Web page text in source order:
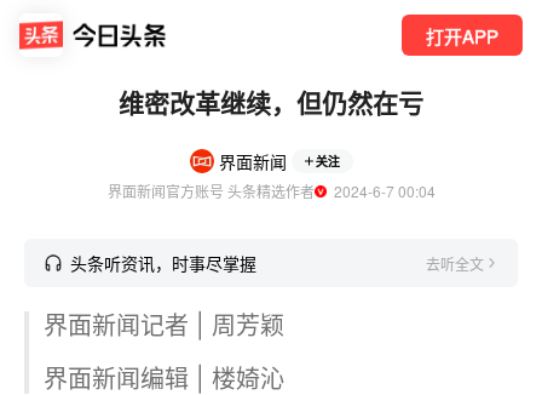
打开APP
维密改革继续，但仍然在亏
界面新闻 关注
界面新闻官方账号 头条精选作者
  2024-6-7 00:04
头条听资讯，时事尽掌握 去听全文
界面新闻记者 | 周芳颖
界面新闻编辑 | 楼婍沁